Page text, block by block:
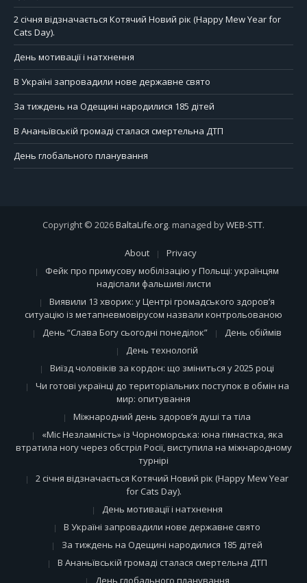
2 січня відзначається Котячий Новий рік (Happy Mew Year for
Cats Day).
День мотивації і натхнення
В Україні запровадили нове державне свято
За тиждень на Одещині народилися 185 дітей
В Ананьївській громаді сталася смертельна ДТП
День глобального планування
Copyright © 2026BaltaLife.org. managed byWEB-STT.
About
Privacy
Фейк про примусову мобілізацію у Польщі: українцям
надіслали фальшиві листи
Виявили 13 хворих: у Центрі громадського здоров’я
ситуацію із метапневмовірусом назвали контрольованою
День “Слава Богу сьогодні понеділок”
День обіймів
День технологій
Виїзд чоловіків за кордон: що зміниться у 2025 році
Чи готові українці до територіальних поступок в обмін на
мир: опитування
Міжнародний день здоров’я душі та тіла
«Міс Незламність» із Чорноморська: юна гімнастка, яка
втратила ногу через обстріл Росії, виступила на міжнародному
турнірі
2 січня відзначається Котячий Новий рік (Happy Mew Year
for Cats Day).
День мотивації і натхнення
В Україні запровадили нове державне свято
За тиждень на Одещині народилися 185 дітей
В Ананьївській громаді сталася смертельна ДТП
День глобального планування